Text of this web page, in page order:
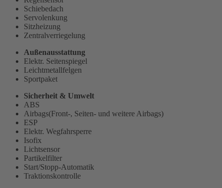
Schiebedach
Servolenkung
Sitzheizung
Zentralverriegelung
Außenausstattung
Elektr. Seitenspiegel
Leichtmetallfelgen
Sportpaket
Sicherheit & Umwelt
ABS
Airbags(Front-, Seiten- und weitere Airbags)
ESP
Elektr. Wegfahrsperre
Isofix
Lichtsensor
Partikelfilter
Start/Stopp-Automatik
Traktionskontrolle